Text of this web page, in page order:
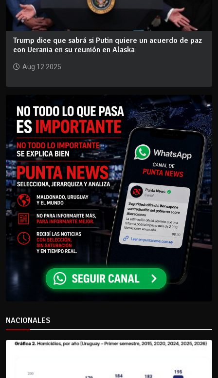
Trump dice que sabrá si Putin quiere un acuerdo de paz
con Ucrania en su reunión en Alaska
Aug 12 2025
NACIONALES